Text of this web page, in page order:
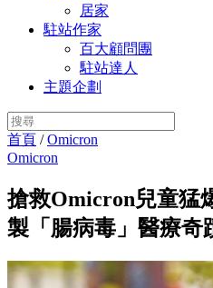
居家
駐站作家
百大顧問團
駐站達人
主題企劃
首頁 /Omicron
Omicron
搶救Omicron兒童猛
製「腸病毒」醫療奇